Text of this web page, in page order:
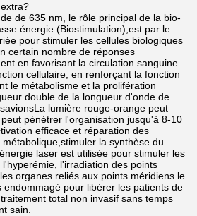
de 635 nm, le rôle principal de la bio-
énergie (Biostimulation),est par le
pour stimuler les cellules biologiques
certain nombre de réponses
en favorisant la circulation sanguine
cellulaire, en renforçant la fonction
le métabolisme et la prolifération
double de la longueur d'onde de
lumière rouge-orange peut
pénétrer l'organisation jusqu'à 8-10
efficace et réparation des
la synthèse du
laser est utilisée pour stimuler les
l'irradiation des points
organes reliés aux points méridiens.le
endommagé pour libérer les patients de
total non invasif sans temps
sain.